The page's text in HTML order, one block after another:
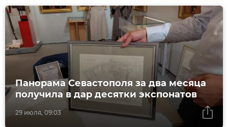
29 июля, 09:03
Панорама Севастополя за два месяца
получила в дар десятки экспонатов